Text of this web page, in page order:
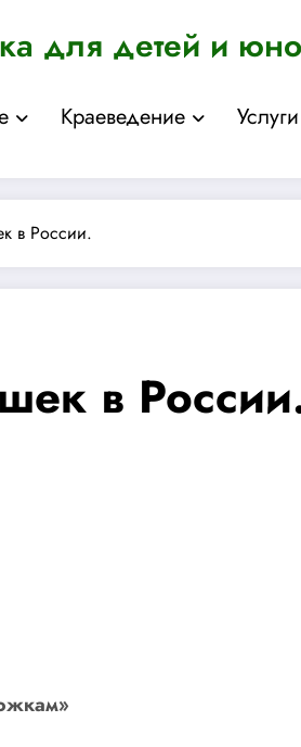
для детей и
Краеведение Услуги
в России.
в